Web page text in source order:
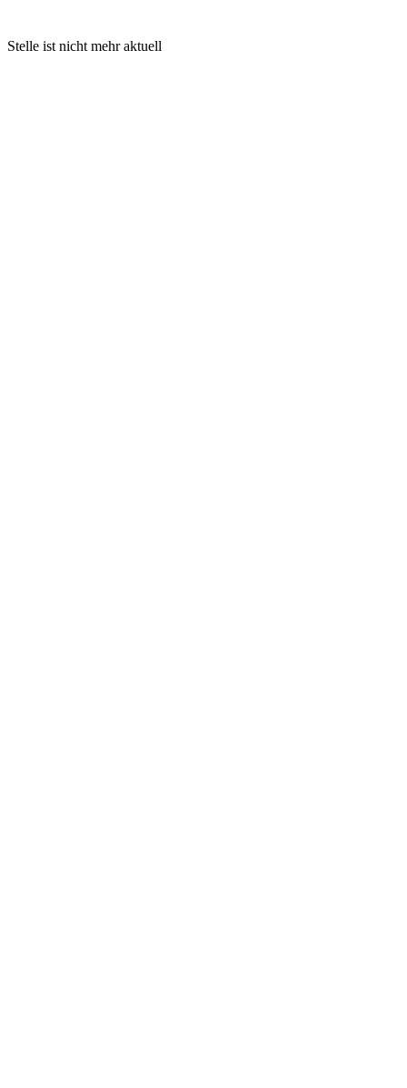
Stelle ist nicht mehr aktuell